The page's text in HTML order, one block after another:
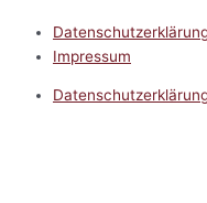
Impressum